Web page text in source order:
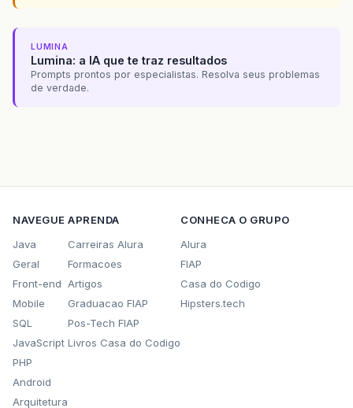
LUMINA
Lumina: a IA que te traz resultados
Prompts prontos por especialistas. Resolva seus problemas
de verdade.
NAVEGUE
Java
Geral
Front-end
Mobile
SQL
JavaScript
PHP
Android
Arquitetura
APRENDA
Carreiras Alura
Formacoes
Artigos
Graduacao FIAP
Pos-Tech FIAP
Livros Casa do Codigo
CONHECA O GRUPO
Alura
FIAP
Casa do Codigo
Hipsters.tech